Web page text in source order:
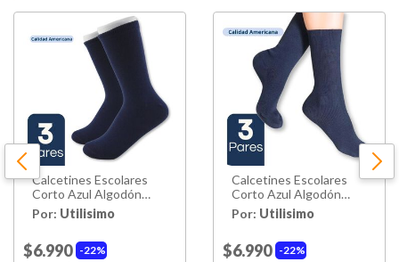
Funda Almohada
Almohadas
Hecho en
Garantía
Proveedor
6 Meses De Garantía
Vida Util
depende del uso y
mantenimiento adecuado
Calcetines Escolares
Corto Azul Algodón
Unisex 3 Pares
Por: Utilisimo
22%
$6.990
Calcetines Escolares
Corto Azul Algodón
Unisex 3 Pares
Por: Utilisimo
22%
$6.990